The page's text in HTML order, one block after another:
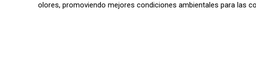
olores, promoviendo mejores condiciones ambientales para las